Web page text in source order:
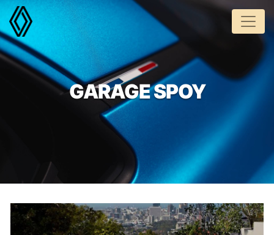
Panneau de gestion des cookies
GARAGE SPOY